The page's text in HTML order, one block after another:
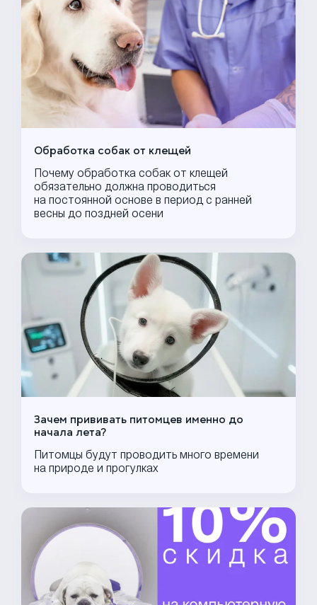
Обработка собак от клещей
Почему обработка собак от клещей
обязательно должна проводиться
на постоянной основе в период с ранней
весны до поздней осени
Зачем прививать питомцев именно до
начала лета?
Питомцы будут проводить много времени
на природе и прогулках